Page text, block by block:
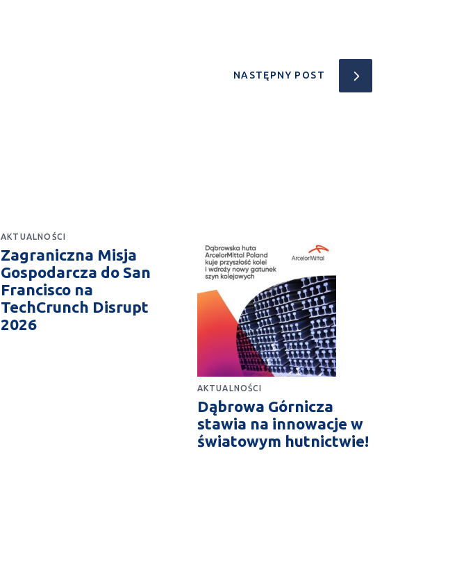
NASTĘPNY POST
AKTUALNOŚCI
Zagraniczna Misja
Gospodarcza do San
Francisco na
TechCrunch Disrupt
2026
AKTUALNOŚCI
Dąbrowa Górnicza
stawia na innowacje w
światowym hutnictwie!